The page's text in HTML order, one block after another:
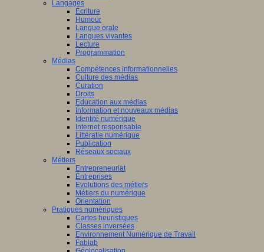
Langages
Ecriture
Humour
Langue orale
Langues vivantes
Lecture
Programmation
Médias
Compétences informationnelles
Culture des médias
Curation
Droits
Education aux médias
Information et nouveaux médias
Identité numérique
Internet responsable
Littératie numérique
Publication
Réseaux sociaux
Métiers
Entrepreneuriat
Entreprises
Evolutions des métiers
Métiers du numérique
Orientation
Pratiques numériques
Cartes heuristiques
Classes inversées
Environnement Numérique de Travail
Fablab